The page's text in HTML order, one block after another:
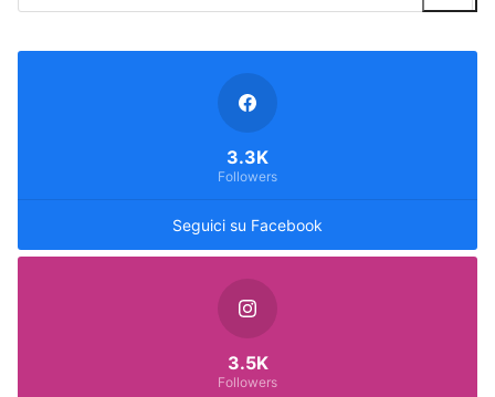
Seguici su Facebook
3.3K
Followers
3.5K
Followers